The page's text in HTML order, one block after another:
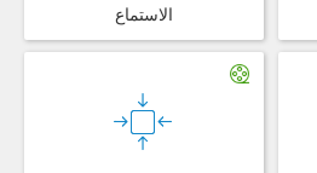
الاستماع